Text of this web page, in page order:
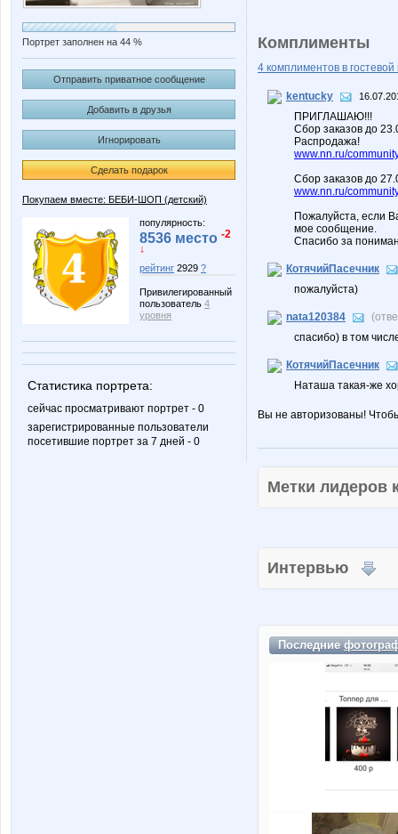
Портрет заполнен на 44 %
Отправить приватное сообщение
Добавить в друзья
Игнорировать
Сделать подарок
Покупаем вместе: БЕБИ-ШОП (детский)
популярность:
8536 место -2
↓
рейтинг 2929 ?
Привилегированный
пользователь 4
уровня
Статистика портрета:
сейчас просматривают портрет - 0
зарегистрированные пользователи
посетившие портрет за 7 дней - 0
Комплименты
4 комплиментов в гостевой
kentucky
ПРИГЛАШАЮ!!!
Сбор заказов до
Распродажа!
www.nn.ru/
Сбор заказов до
www.nn.ru/
Пожалуйста, если
мое сообщение.
Спасибо за
КотячийПасечник
пожалуйста)
nata120384
спасибо) в том
КотячийПасечник
Наташа такая-же
Вы не авторизованы!
Метки
Интервью
Последние